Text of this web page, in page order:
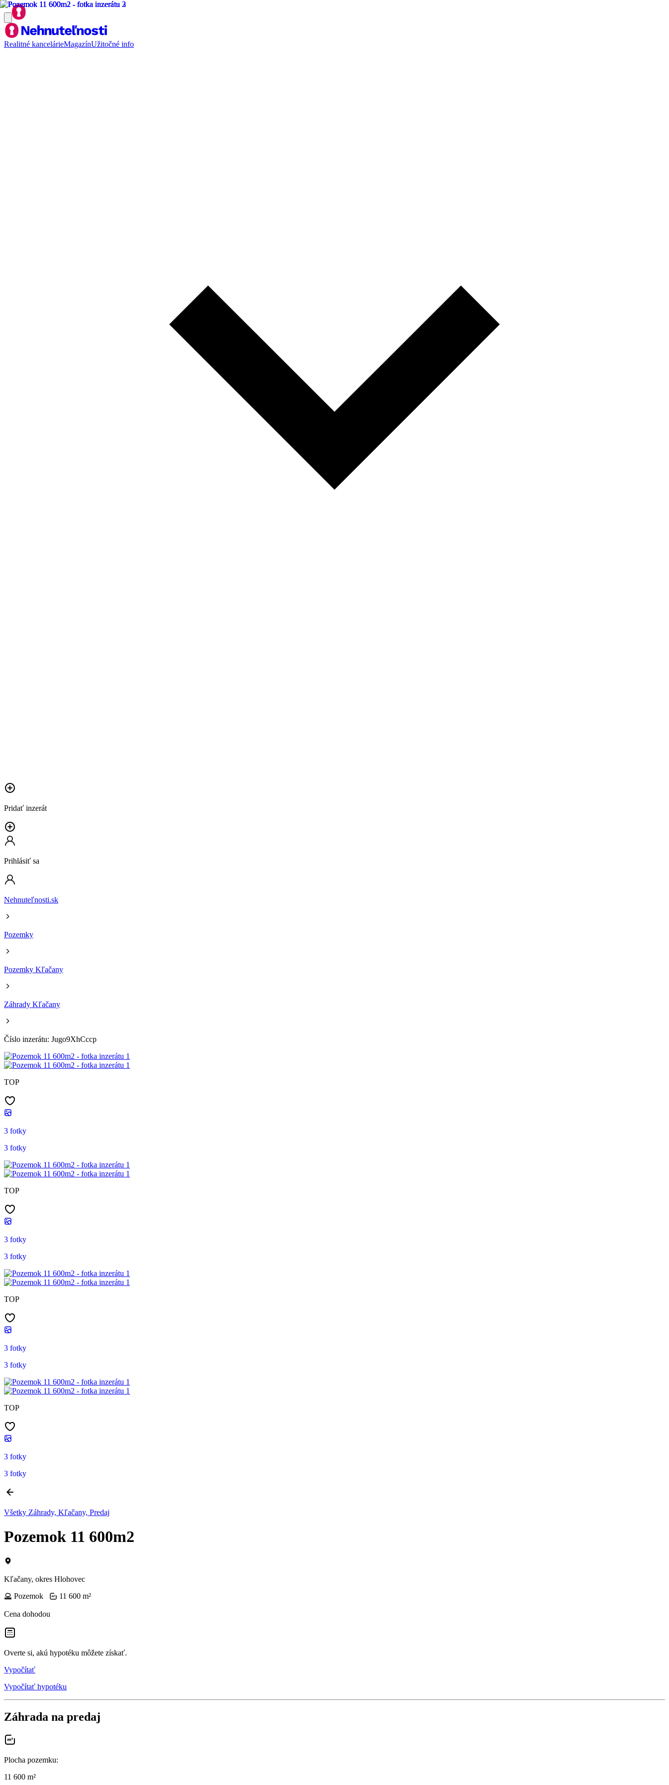
Realitné kancelárieMagazínUžitočné info
Pridať inzerát
Prihlásiť sa
Nehnuteľnosti.sk
Pozemky
Pozemky Kľačany
Záhrady Kľačany
Číslo inzerátu: Jugo9XhCccp
TOP
3 fotky
3 fotky
TOP
3 fotky
3 fotky
TOP
3 fotky
3 fotky
TOP
3 fotky
3 fotky
Všetky Záhrady, Kľačany, Predaj
Pozemok 11 600m2
Kľačany, okres Hlohovec
Pozemok
11 600 m²
Cena dohodou
Overte si, akú hypotéku môžete získať.
Vypočítať
Vypočítať hypotéku
Záhrada na predaj
Plocha pozemku:
11 600 m²